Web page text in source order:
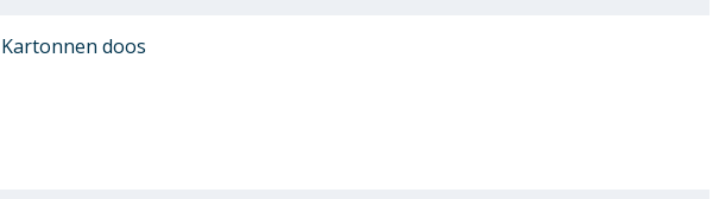
Kartonnen doos